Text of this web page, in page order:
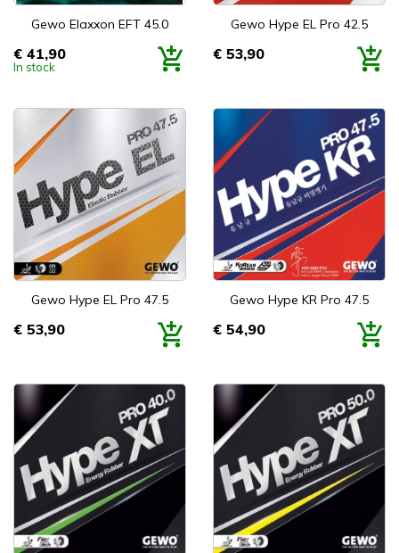
Gewo Elaxxon EFT 45.0
Prijs
€ 41,90
In stock
Gewo Hype EL Pro 42.5
Prijs
€ 53,90
Gewo Hype EL Pro 47.5
Prijs
€ 53,90
Gewo Hype KR Pro 47.5
Prijs
€ 54,90